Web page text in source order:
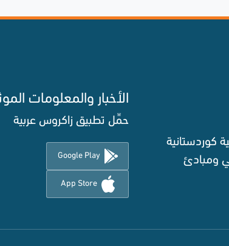
كوردستانية
ومبادئ
الأخبار والمعلومات
حمِّل تطبيق زاكروس عربية
Google Play
App Store